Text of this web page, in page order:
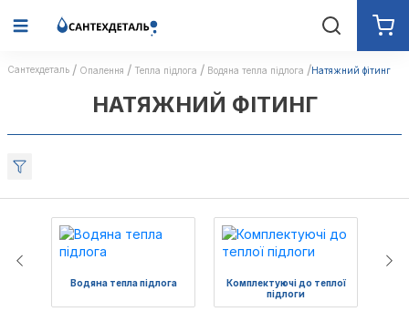
Сантехдеталь Опалення Тепла підлога Водяна тепла підлога Натяжний фітинг
НАТЯЖНИЙ ФІТИНГ
Водяна тепла підлога
Комплектуючі до теплої
підлоги